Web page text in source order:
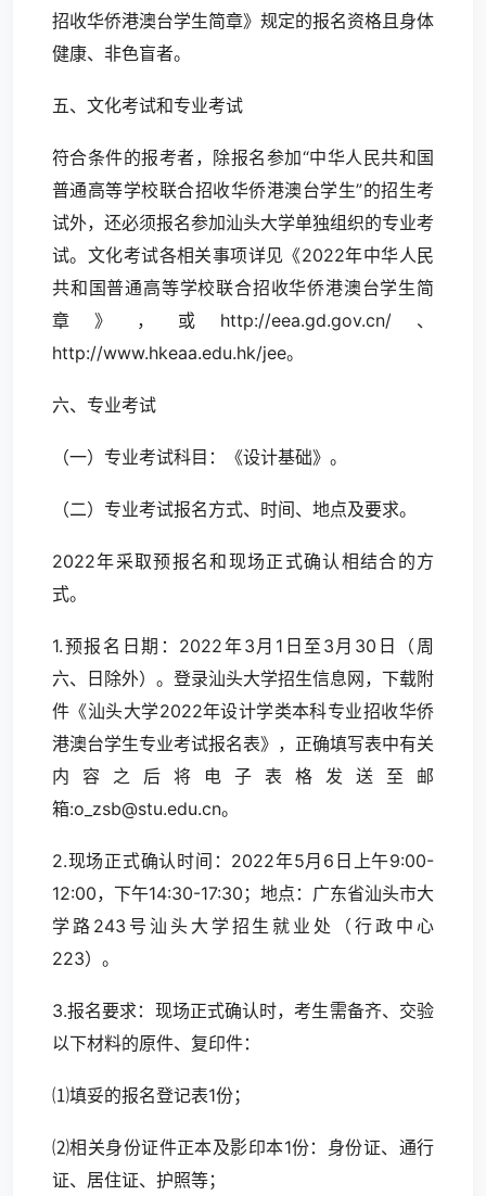
招收华侨港澳台学生简章》规定的报名资格且身体
健康、非色盲者。
五、文化考试和专业考试
符合条件的报考者，除报名参加“中华人民共和国
普通高等学校联合招收华侨港澳台学生”的招生考
试外，还必须报名参加汕头大学单独组织的专业考
试。文化考试各相关事项详见《2022年中华人民
共和国普通高等学校联合招收华侨港澳台学生简
章》，或http://eea.gd.gov.cn/、
http://www.hkeaa.edu.hk/jee。
六、专业考试
（一）专业考试科目：《设计基础》。
（二）专业考试报名方式、时间、地点及要求。
2022年采取预报名和现场正式确认相结合的方
式。
1.预报名日期：2022年3月1日至3月30日（周
六、日除外）。登录汕头大学招生信息网，下载附
件《汕头大学2022年设计学类本科专业招收华侨
港澳台学生专业考试报名表》，正确填写表中有关
内容之后将电子表格发送至邮
箱:o_zsb@stu.edu.cn。
2.现场正式确认时间：2022年5月6日上午9:00-
12:00，下午14:30-17:30；地点：广东省汕头市大
学路243号汕头大学招生就业处（行政中心
223）。
3.报名要求：现场正式确认时，考生需备齐、交验
以下材料的原件、复印件：
⑴填妥的报名登记表1份；
⑵相关身份证件正本及影印本1份：身份证、通行
证、居住证、护照等；